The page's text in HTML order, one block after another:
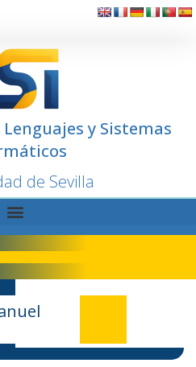
y Sistemas
de Sevilla